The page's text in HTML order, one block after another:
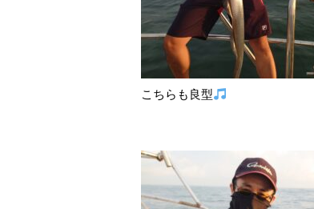
こちらも良型